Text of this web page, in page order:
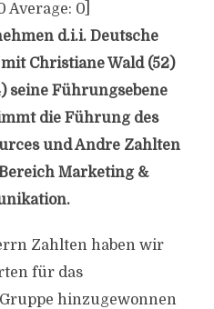
Average: 0]
d.i.i. Deutsche
Christiane Wald (52)
seine Führungsebene
die Führung des
und Andre Zahlten
Marketing &
Zahlten haben wir
für das
hinzugewonnen